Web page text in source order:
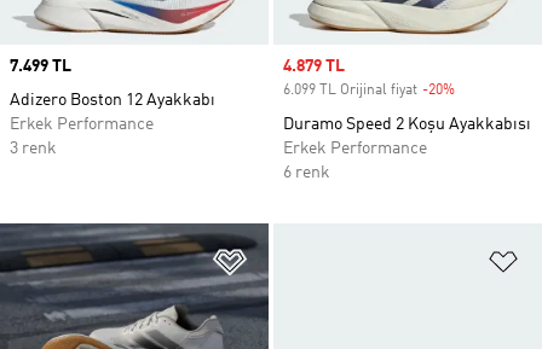
Price
7.499 TL
Adizero Boston 12 Ayakkabı
Erkek Performance
3 renk
Sale price
4.879 TL
6.099 TL Orijinal fiyat -20%
Duramo Speed 2 Koşu Ayakkabısı
Erkek Performance
6 renk
Favori Listesine Ekle